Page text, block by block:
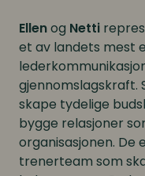
Ellenog Netti
et av landets mest
gjennomslagskraft.
skape tydelige
bygge relasjoner
organisasjonen. De
trenerteam som